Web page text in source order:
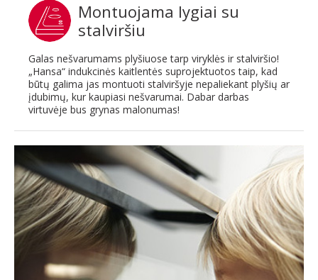
Montuojama lygiai su
stalviršiu
Galas nešvarumams plyšiuose tarp viryklės ir stalviršio!
„Hansa“ indukcinės kaitlentės suprojektuotos taip, kad
būtų galima jas montuoti stalviršyje nepaliekant plyšių ar
įdubimų, kur kaupiasi nešvarumai. Dabar darbas
virtuvėje bus grynas malonumas!